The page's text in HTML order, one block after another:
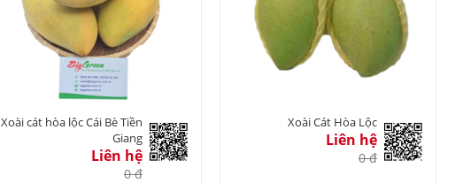
Xoài cát hòa lộc Cái Bè Tiền
Giang
Liên hệ
0 đ
Xoài Cát Hòa Lộc
Liên hệ
0 đ